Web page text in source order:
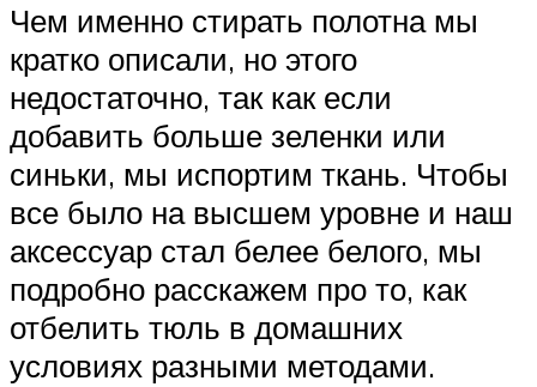
Чем именно стирать полотна мы
кратко описали, но этого
недостаточно, так как если
добавить больше зеленки или
синьки, мы испортим ткань. Чтобы
все было на высшем уровне и наш
аксессуар стал белее белого, мы
подробно расскажем про то, как
отбелить тюль в домашних
условиях разными методами.